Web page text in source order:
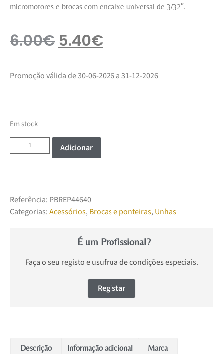
micromotores e brocas com encaixe universal de 3/32″.
6.00€ 5.40€
Promoção válida de 30-06-2026 a 31-12-2026
Em stock
Adicionar
Referência: PBREP44640
Categorias:Acessórios, Brocas e ponteiras, Unhas
É um Profissional?
Faça o seu registo e usufrua de condições especiais.
Registar
Descrição Informação adicional Marca